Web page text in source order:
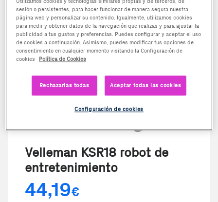
Velleman KSR18 robot de
entretenimiento
44,19€
sesión o persistentes, para hacer funcionar de manera segura nuestra
página web y personalizar su contenido. Igualmente, utilizamos cookies
para medir y obtener datos de la navegación que realizas y para ajustar la
publicidad a tus gustos y preferencias. Puedes configurar y aceptar el uso
de cookies a continuación. Asimismo, puedes modificar tus opciones de
consentimiento en cualquier momento visitando la Configuración de
cookies
Política de Cookies
Rechazarlas todas Aceptar todas las cookies
Configuración de cookies